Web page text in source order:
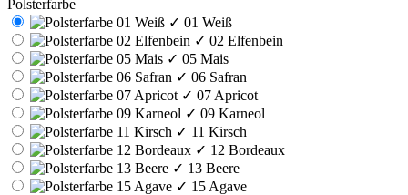
Polsterfarbe
✓ 01 Weiß
✓ 02 Elfenbein
✓ 05 Mais
✓ 06 Safran
✓ 07 Apricot
✓ 09 Karneol
✓ 11 Kirsch
✓ 12 Bordeaux
✓ 13 Beere
✓ 15 Agave